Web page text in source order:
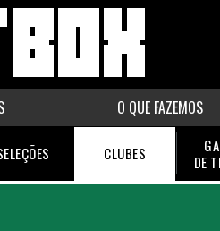
O QUE FAZEMOS
CLUBES
DE